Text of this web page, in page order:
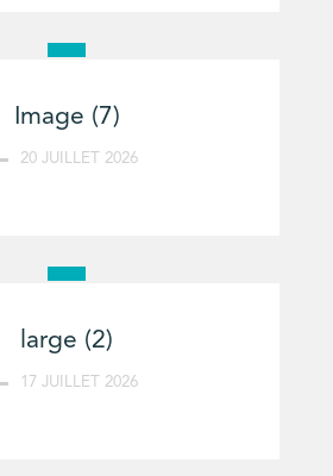
Image (7)
20 JUILLET 2026
large (2)
17 JUILLET 2026